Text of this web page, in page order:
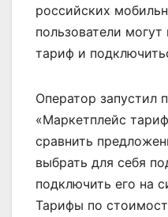
российских
пользователи
тариф и
Оператор запустил
«Маркетплейс
сравнить
выбрать для себя
подключить его на
Тарифы по